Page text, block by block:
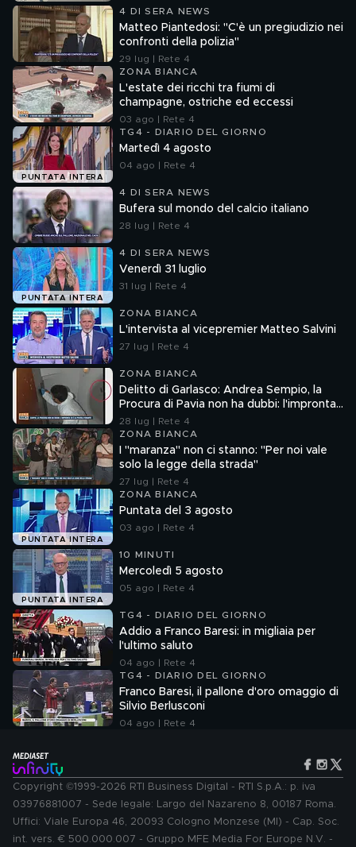
4 DI SERA NEWS
Matteo Piantedosi: "C'è un pregiudizio nei
confronti della polizia"
29 lug | Rete 4
ZONA BIANCA
L'estate dei ricchi tra fiumi di
champagne, ostriche ed eccessi
03 ago | Rete 4
PUNTATA INTERA
TG4 - DIARIO DEL GIORNO
Martedì 4 agosto
04 ago | Rete 4
4 DI SERA NEWS
Bufera sul mondo del calcio italiano
28 lug | Rete 4
PUNTATA INTERA
4 DI SERA NEWS
Venerdì 31 luglio
31 lug | Rete 4
ZONA BIANCA
L'intervista al vicepremier Matteo Salvini
27 lug | Rete 4
ZONA BIANCA
Delitto di Garlasco: Andrea Sempio, la
Procura di Pavia non ha dubbi: l'impronta
33 è la pistola fumante
28 lug | Rete 4
ZONA BIANCA
I "maranza" non ci stanno: "Per noi vale
solo la legge della strada"
27 lug | Rete 4
PUNTATA INTERA
ZONA BIANCA
Puntata del 3 agosto
03 ago | Rete 4
PUNTATA INTERA
10 MINUTI
Mercoledì 5 agosto
05 ago | Rete 4
TG4 - DIARIO DEL GIORNO
Addio a Franco Baresi: in migliaia per
l'ultimo saluto
04 ago | Rete 4
TG4 - DIARIO DEL GIORNO
Franco Baresi, il pallone d'oro omaggio di
Silvio Berlusconi
04 ago | Rete 4
Copyright ©1999-2026 RTI Business Digital - RTI S.p.A.: p. iva
03976881007 - Sede legale: Largo del Nazareno 8, 00187 Roma.
Uffici: Viale Europa 46, 20093 Cologno Monzese (MI) - Cap. Soc.
int. vers. € 500.000.007 - Gruppo MFE Media For Europe N.V. -